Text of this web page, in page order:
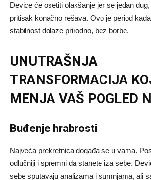
Device će osetiti olakšanje jer se jedan
pritisak konačno rešava. Ovo je period
stabilnost dolaze prirodno, bez borbe.
UNUTRAŠNJA
TRANSFORMACIJA
MENJA VAŠ POGLED
Buđenje hrabrosti
Najveća prekretnica događa se u vama.
odlučniji i spremni da stanete iza sebe.
sebe sputavaju analizama i sumnjama, ali